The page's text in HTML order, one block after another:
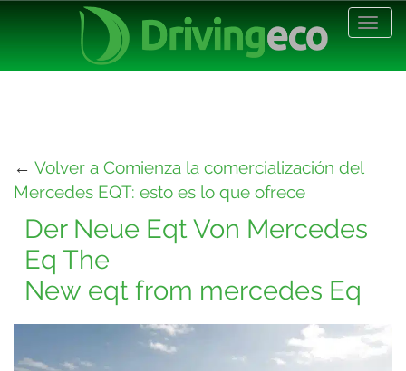
← Volver a Comienza la comercialización del
Mercedes EQT: esto es lo que ofrece
Der Neue Eqt Von Mercedes
Eq The
New eqt from mercedes Eq